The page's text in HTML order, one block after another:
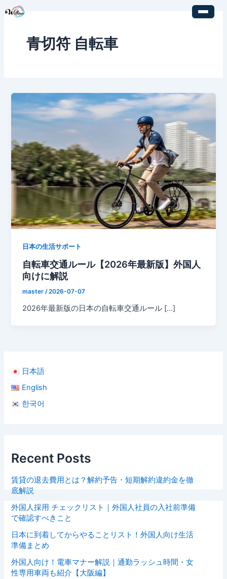
日本語
English
한국어
Recent Posts
賃貸の退去費用とは？解約予告・短期解約違約金を徹
底解説
外国人採用 チェックリスト｜外国人社員の入社前準備
で確認すべきこと
日本に到着してからやることリスト！外国人向け生活
準備まとめ
外国人向け！電車マナー解説｜通勤ラッシュ時間・女
性専用車両も紹介【大阪編】
青切符 自転車
日本の生活サポート
自転車交通ルール【2026年最新版】外国人
向けに解説
master /2026-07-07
2026年最新版の日本の自転車交通ルール […]